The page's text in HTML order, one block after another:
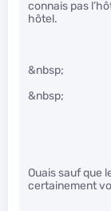
connais pas
hôtel.
&nbsp;
&nbsp;
Ouais sauf que
certainement